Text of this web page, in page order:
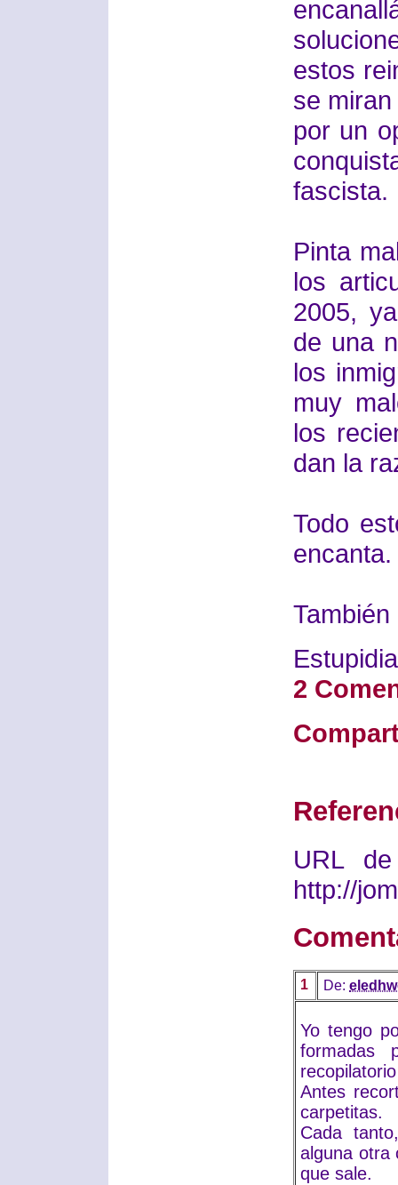
estos
se
por un
fascista.
Pinta
los
2005,
de una
los
muy
los
dan la
Todo
2
URL
http://
1 De:
Yo tengo
formadas
Antes
carpetitas.
Cada
alguna otra
que sale.